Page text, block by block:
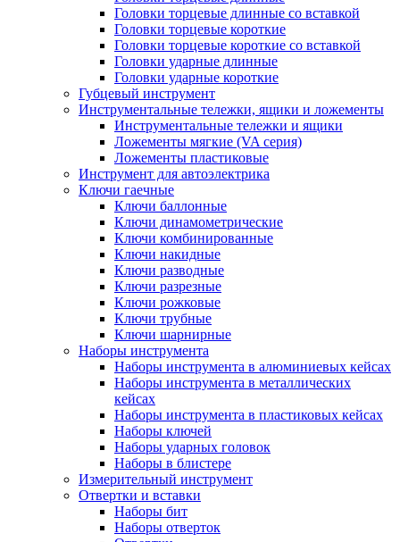
Головки торцевые длинные со вставкой
Головки торцевые короткие
Головки торцевые короткие со вставкой
Головки ударные длинные
Головки ударные короткие
Губцевый инструмент
Инструментальные тележки, ящики и ложементы
Инструментальные тележки и ящики
Ложементы мягкие (VA серия)
Ложементы пластиковые
Инструмент для автоэлектрика
Ключи гаечные
Ключи баллонные
Ключи динамометрические
Ключи комбинированные
Ключи накидные
Ключи разводные
Ключи разрезные
Ключи рожковые
Ключи трубные
Ключи шарнирные
Наборы инструмента
Наборы инструмента в алюминиевых кейсах
Наборы инструмента в металлических
кейсах
Наборы инструмента в пластиковых кейсах
Наборы ключей
Наборы ударных головок
Наборы в блистере
Измерительный инструмент
Отвертки и вставки
Наборы бит
Наборы отверток